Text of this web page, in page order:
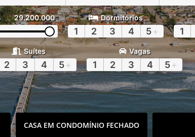
29.200.000 Dormitórios
1 2 3 4 5+ 1
Suítes
2 3 4 5+
Vagas
1 2 3 4 5+
CASA EM CONDOMÍNIO FECHADO